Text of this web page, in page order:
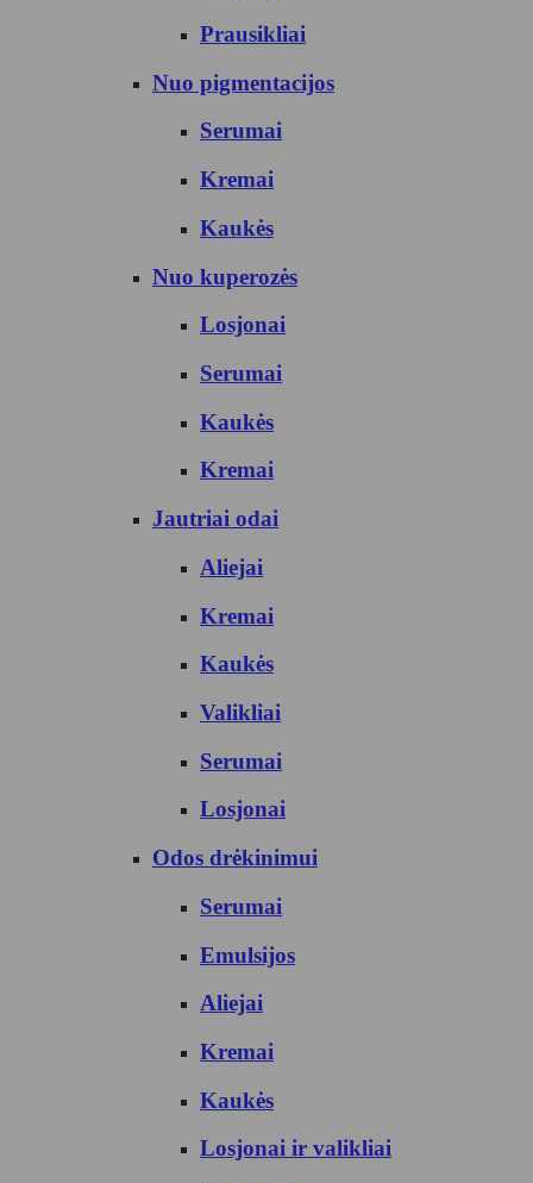
Prausikliai
Nuo pigmentacijos
Serumai
Kremai
Kaukės
Nuo kuperozės
Losjonai
Serumai
Kaukės
Kremai
Jautriai odai
Aliejai
Kremai
Kaukės
Valikliai
Serumai
Losjonai
Odos drėkinimui
Serumai
Emulsijos
Aliejai
Kremai
Kaukės
Losjonai ir valikliai